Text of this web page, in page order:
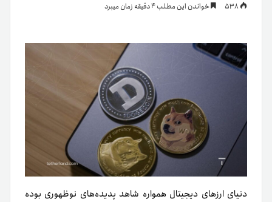
خواندن این مطلب 4 دقیقه زمان میبرد
دنیای ارزهای دیجیتال همواره شاهد پدیده‌های نوظهوری بوده‌